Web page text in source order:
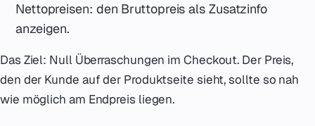
Nettopreisen: den Bruttopreis als Zusatzinfo
anzeigen.
Das Ziel: Null Überraschungen im Checkout. Der Preis,
den der Kunde auf der Produktseite sieht, sollte so nah
wie möglich am Endpreis liegen.